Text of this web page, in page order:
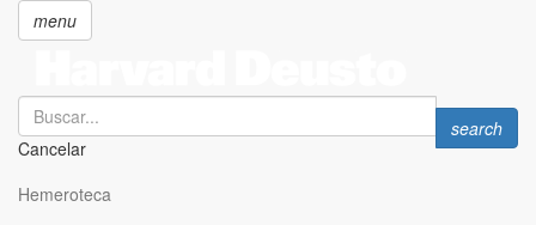
menu
Search
Cancelar
Search
search
Hemeroteca